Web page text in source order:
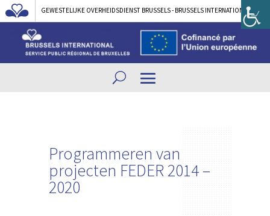
GEWESTELIJKE OVERHEIDSDIENST BRUSSELS - BRUSSELS INTERNATIONAL
Programmeren van
projecten FEDER 2014 –
2020